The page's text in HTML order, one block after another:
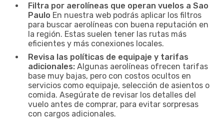
Filtra por aerolíneas que operan vuelos a Sao
Paulo En nuestra web podrás aplicar los filtros
para buscar aerolíneas con buena reputación en
la región. Estas suelen tener las rutas más
eficientes y más conexiones locales.
Revisa las políticas de equipaje y tarifas
adicionales: Algunas aerolíneas ofrecen tarifas
base muy bajas, pero con costos ocultos en
servicios como equipaje, selección de asientos o
comida. Asegúrate de revisar los detalles del
vuelo antes de comprar, para evitar sorpresas
con cargos adicionales.